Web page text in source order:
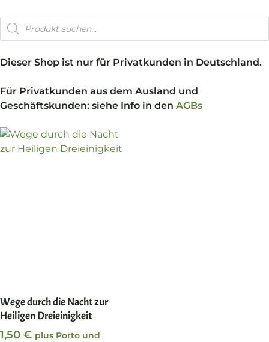
Products
search
Dieser Shop ist nur für Privatkunden in Deutschland.
Für Privatkunden aus dem Ausland und
Geschäftskunden: siehe Info in den AGBs
In den Warenkorb
Wege durch die Nacht zur
Heiligen Dreieinigkeit
1,50 € plus Porto und